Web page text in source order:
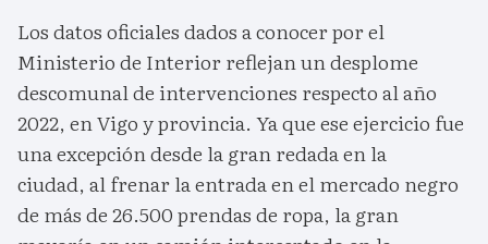
Los datos oficiales dados a conocer por el
Ministerio de Interior reflejan un desplome
descomunal de intervenciones respecto al año
2022, en Vigo y provincia. Ya que ese ejercicio fue
una excepción desde la gran redada en la
ciudad, al frenar la entrada en el mercado negro
de más de 26.500 prendas de ropa, la gran